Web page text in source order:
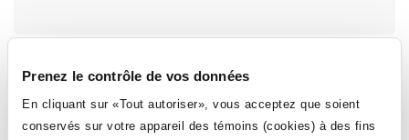
Prenez le contrôle de vos données
En cliquant sur «Tout autoriser», vous acceptez que soient
conservés sur votre appareil des témoins (cookies) à des fins
dans
nouvelle
fenêtre
Les dates des prochaines cohortes ne sont pas encore
ayant laissé leurs informations en liste aussitôt ces
informations connues.